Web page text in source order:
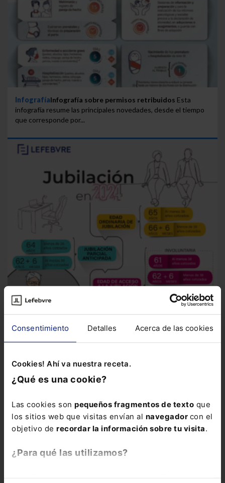
Consentimiento Detalles Acerca de las cookies
Cookies! Ahí va nuestra receta.
¿Qué es una cookie?
Las cookies son pequeños fragmentos de texto que
los sitios web que visitas envían al navegador con el
objetivo de recordar la información sobre tu visita.
¿Para qué las utilizamos?
InfografíaInfografía sobre permisos retribuidos Esta
infografía resume las principales novedades, desde el tiempo
que corresponde por...
InfografíaJubilación en 2024En 2024 los requisitos para
poder acceder a la jubilación anticipada han cambiado. A...